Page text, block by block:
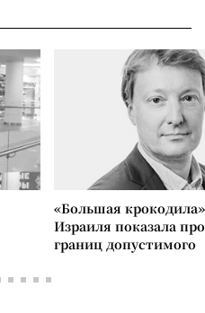
«Большая
Израиля показала
границ допустимого